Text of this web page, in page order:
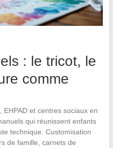
: le tricot, le
comme
et centres sociaux en
qui réunissent enfants
technique. Customisation
de famille, carnets de